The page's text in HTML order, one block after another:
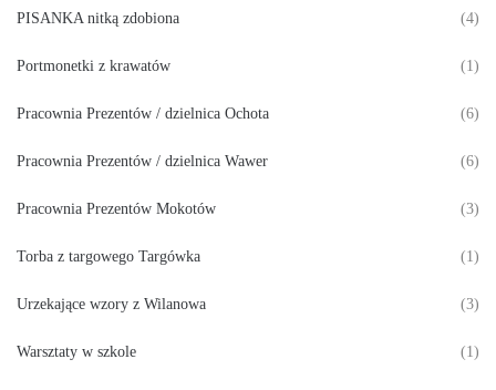
PISANKA nitką zdobiona (4)
Portmonetki z krawatów (1)
Pracownia Prezentów / dzielnica Ochota (6)
Pracownia Prezentów / dzielnica Wawer (6)
Pracownia Prezentów Mokotów (3)
Torba z targowego Targówka (1)
Urzekające wzory z Wilanowa (3)
Warsztaty w szkole (1)